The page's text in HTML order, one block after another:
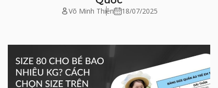
Võ Minh Thiên 18/07/2025